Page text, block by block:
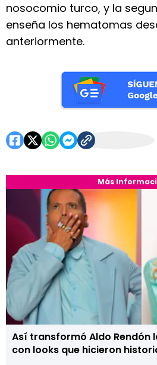
Más
Así transformó Aldo Rendón
con looks que hicieron
nosocomio turco, y la
enseña los hematomas
anteriormente.